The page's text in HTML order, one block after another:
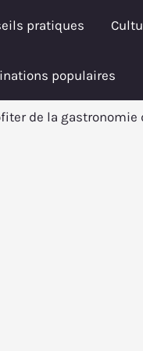
pratiques
populaires
de la gastronomie